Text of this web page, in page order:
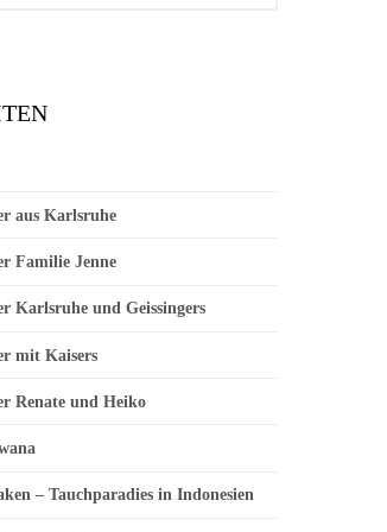
aus Karlsruhe
Familie Jenne
Karlsruhe und Geissingers
mit Kaisers
Renate und Heiko
– Tauchparadies in Indonesien